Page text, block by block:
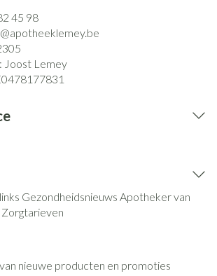
45 98
apotheeklemey.be
Joost Lemey
Gezondheidsnieuws Apotheker van
Zorgtarieven
nieuwe producten en promoties